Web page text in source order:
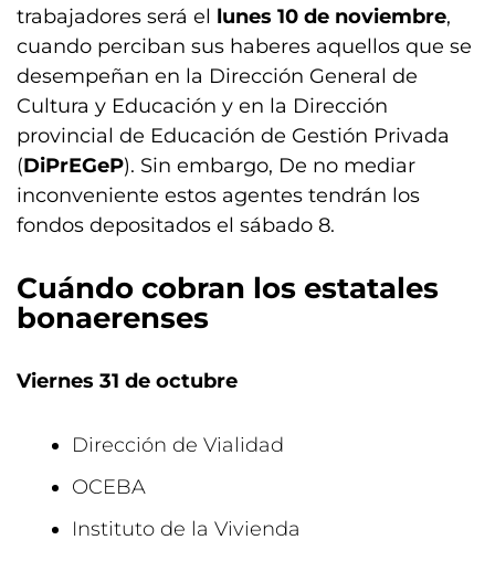
trabajadores será el lunes 10 de noviembre,
cuando perciban sus haberes aquellos que se
desempeñan en la Dirección General de
Cultura y Educación y en la Dirección
provincial de Educación de Gestión Privada
(DiPrEGeP). Sin embargo, De no mediar
inconveniente estos agentes tendrán los
fondos depositados el sábado 8.
Cuándo cobran los estatales
bonaerenses
Viernes 31 de octubre
Dirección de Vialidad
OCEBA
Instituto de la Vivienda